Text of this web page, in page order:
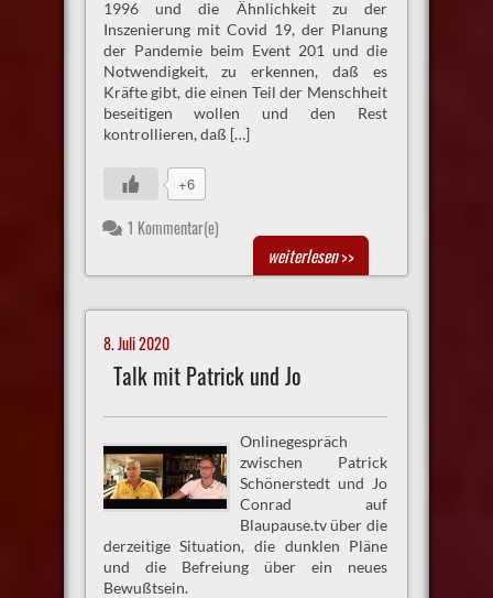
1996 und die Ähnlichkeit zu der
Inszenierung mit Covid 19, der Planung
der Pandemie beim Event 201 und die
Notwendigkeit, zu erkennen, daß es
Kräfte gibt, die einen Teil der Menschheit
beseitigen wollen und den Rest
kontrollieren, daß […]
+6
1 Kommentar(e)
weiterlesen>>
8. Juli 2020
Talk mit Patrick und Jo
Onlinegespräch
zwischen Patrick
Schönerstedt und Jo
Conrad auf
Blaupause.tv über die
derzeitige Situation, die dunklen Pläne
und die Befreiung über ein neues
Bewußtsein.